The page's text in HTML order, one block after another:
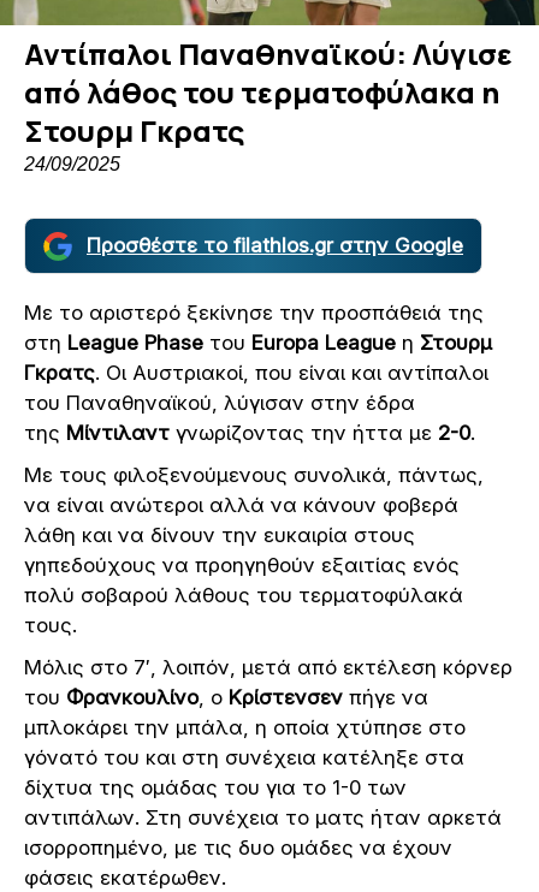
Αντίπαλοι Παναθηναϊκού: Λύγισε
από λάθος του τερματοφύλακα η
Στουρμ Γκρατς
24/09/2025
Προσθέστε το filathlos.gr στην Google
Με το αριστερό ξεκίνησε την προσπάθειά της
στη League Phase του Europa League η Στουρμ
Γκρατς. Οι Αυστριακοί, που είναι και αντίπαλοι
του Παναθηναϊκού, λύγισαν στην έδρα
της Μίντιλαντ γνωρίζοντας την ήττα με 2-0.
Με τους φιλοξενούμενους συνολικά, πάντως,
να είναι ανώτεροι αλλά να κάνουν φοβερά
λάθη και να δίνουν την ευκαιρία στους
γηπεδούχους να προηγηθούν εξαιτίας ενός
πολύ σοβαρού λάθους του τερματοφύλακά
τους.
Μόλις στο 7′, λοιπόν, μετά από εκτέλεση κόρνερ
του Φρανκουλίνο, ο Κρίστενσεν πήγε να
μπλοκάρει την μπάλα, η οποία χτύπησε στο
γόνατό του και στη συνέχεια κατέληξε στα
δίχτυα της ομάδας του για το 1-0 των
αντιπάλων. Στη συνέχεια το ματς ήταν αρκετά
ισορροπημένο, με τις δυο ομάδες να έχουν
φάσεις εκατέρωθεν.